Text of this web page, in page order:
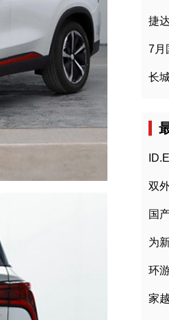
捷
7月
长
双
国
为
环
家